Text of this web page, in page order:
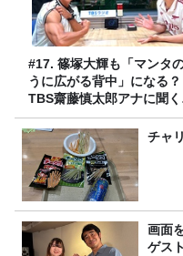
#17. 篠塚大輝も「マンタ
うに広がる背中」になる？
TBS齋藤慎太郎アナに聞く
ンズフィジークの魅力！！
チャ
画面
ゲス